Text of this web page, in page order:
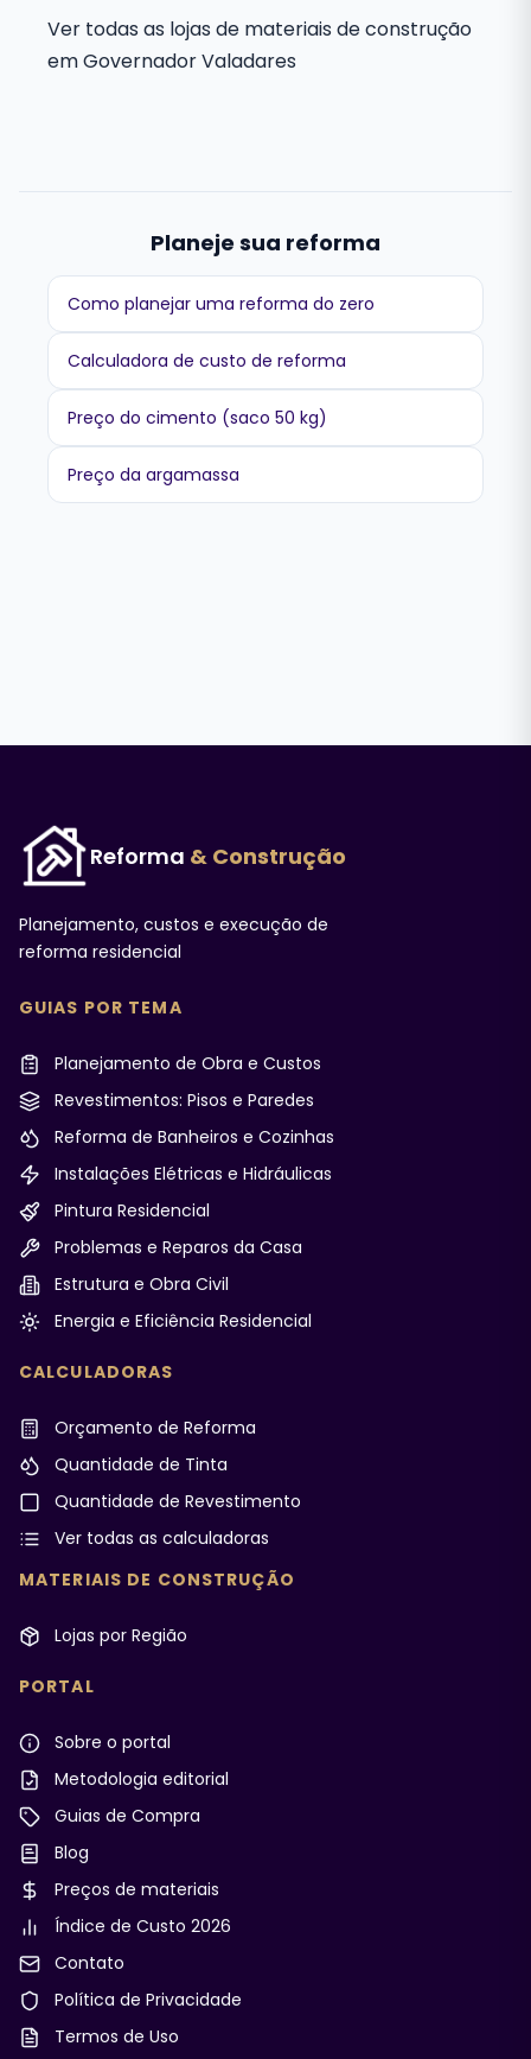
Ver todas as lojas de materiais de construção
em Governador Valadares
Planeje sua reforma
Como planejar uma reforma do zero
Calculadora de custo de reforma
Preço do cimento (saco 50 kg)
Preço da argamassa
Reforma & Construção
Planejamento, custos e execução de
reforma residencial
GUIAS POR TEMA
Planejamento de Obra e Custos
Revestimentos: Pisos e Paredes
Reforma de Banheiros e Cozinhas
Instalações Elétricas e Hidráulicas
Pintura Residencial
Problemas e Reparos da Casa
Estrutura e Obra Civil
Energia e Eficiência Residencial
CALCULADORAS
Orçamento de Reforma
Quantidade de Tinta
Quantidade de Revestimento
Ver todas as calculadoras
MATERIAIS DE CONSTRUÇÃO
Lojas por Região
PORTAL
Sobre o portal
Metodologia editorial
Guias de Compra
Blog
Preços de materiais
Índice de Custo 2026
Contato
Política de Privacidade
Termos de Uso